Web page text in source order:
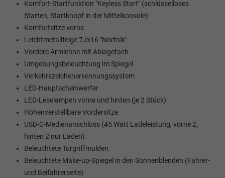
Komfort-Startfunktion "Keyless Start" (schlüsselloses
Starten, Startknopf in der Mittelkonsole)
Komfortsitze vorne
Leichtmetallfelge 7Jx16 "Norfolk"
Vordere Armlehne mit Ablagefach
Umgebungsbeleuchtung im Spiegel
Verkehrszeichenerkennungssystem
LED-Hauptscheinwerfer
LED-Leselampen vorne und hinten (je 2 Stück)
Höhenverstellbare Vordersitze
USB-C-Medienanschluss (45 Watt Ladeleistung, vorne 2,
hinten 2 nur Laden)
Beleuchtete Türgriffmulden
Beleuchtete Make-up-Spiegel in den Sonnenblenden (Fahrer-
und Beifahrerseite)